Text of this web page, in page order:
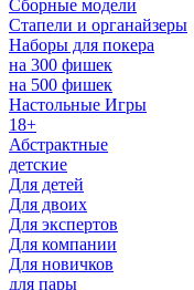
Сборные модели
Стапели и органайзеры
Наборы для покера
на 300 фишек
на 500 фишек
Настольные Игры
18+
Абстрактные
детские
Для детей
Для двоих
Для экспертов
Для компании
Для новичков
для пары